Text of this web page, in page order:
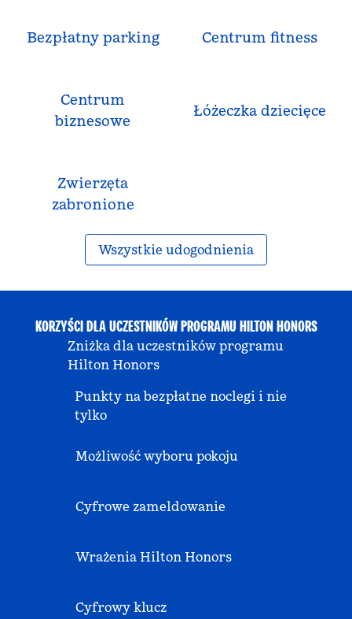
Bezpłatny parking Centrum fitness
Centrum
biznesowe
Łóżeczka dziecięce
Zwierzęta
zabronione
Wszystkie udogodnienia
KORZYŚCI DLA UCZESTNIKÓW PROGRAMU HILTON HONORS
Zniżka dla uczestników programu
Hilton Honors
Punkty na bezpłatne noclegi i nie
tylko
Możliwość wyboru pokoju
Cyfrowe zameldowanie
Wrażenia Hilton Honors
Cyfrowy klucz